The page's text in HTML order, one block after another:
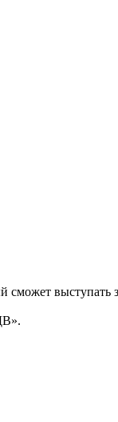
сможет